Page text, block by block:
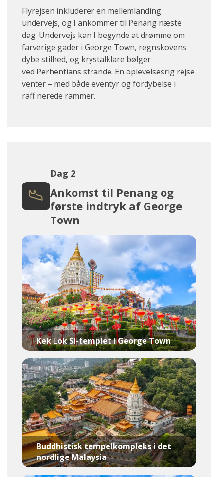
Flyrejsen inkluderer en mellemlanding
undervejs, og I ankommer til Penang næste
dag. Undervejs kan I begynde at drømme om
farverige gader i George Town, regnskovens
dybe stilhed, og krystalklare bølger
ved Perhentians strande. En oplevelsesrig rejse
venter – med både eventyr og fordybelse i
raffinerede rammer.
Dag 2
Ankomst til Penang og
første indtryk af George
Town
Kek Lok Si-templet i George Town
Buddhistisk tempelkompleks i det
nordlige Malaysia